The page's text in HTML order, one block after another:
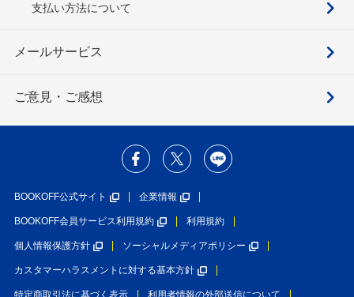
支払い方法について
メールサービス
ご意見・ご感想
BOOKOFF公式サイト 企業情報
BOOKOFF会員サービス利用規約 利用規約
個人情報保護方針 ソーシャルメディアポリシー
カスタマーハラスメントに対する基本方針
特定商取引法に基づく表示 利用者情報の外部送信について